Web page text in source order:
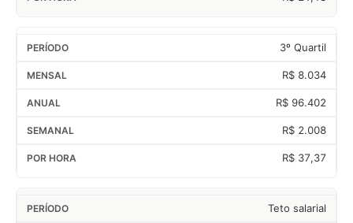
3º Quartil
R$ 8.034
R$ 96.402
R$ 2.008
R$ 37,37
Teto salarial